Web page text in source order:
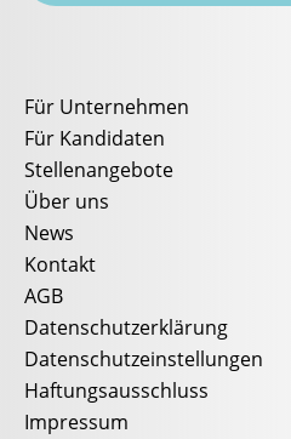
Für Unternehmen
Für Kandidaten
Stellenangebote
Über uns
News
Kontakt
AGB
Datenschutzerklärung
Datenschutzeinstellungen
Haftungsausschluss
Impressum